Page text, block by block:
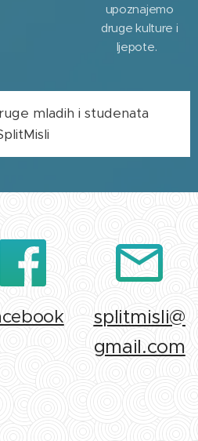
upoznajemo
druge kulture i
ljepote.
mladih i studenata
splitmisli@
gmail.com